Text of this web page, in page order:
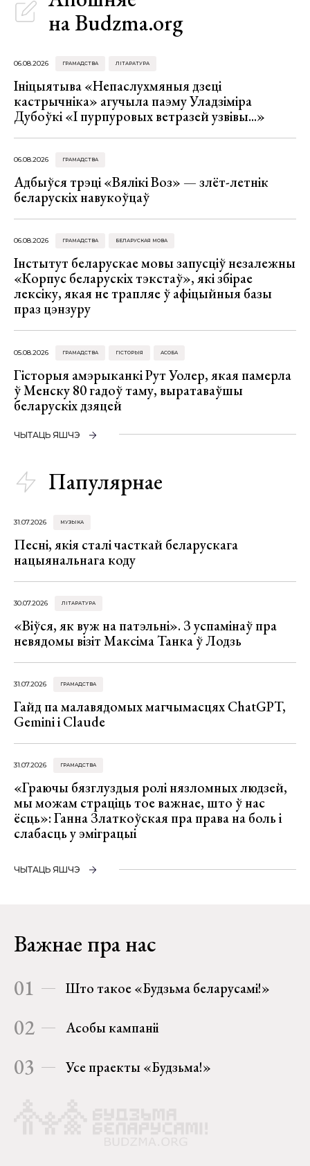
на Budzma.org
06.08.2026 ГРАМАДСТВА ЛІТАРАТУРА
Ініцыятыва «Непаслухмяныя дзеці
кастрычніка» агучыла паэму Уладзіміра
Дубоўкі «І пурпуровых ветразей узвівы...»
06.08.2026 ГРАМАДСТВА
Адбыўся трэці «Вялікі Воз» — злёт-летнік
беларускіх навукоўцаў
06.08.2026 ГРАМАДСТВА БЕЛАРУСКАЯ МОВА
Інстытут беларускае мовы запусціў незалежны
«Корпус беларускіх тэкстаў», які збірае
лексіку, якая не трапляе ў афіцыйныя базы
праз цэнзуру
05.08.2026 ГРАМАДСТВА ГІСТОРЫЯ АСОБА
Гісторыя амэрыканкі Рут Уолер, якая памерла
ў Менску 80 гадоў таму, выратаваўшы
беларускіх дзяцей
ЧЫТАЦЬ ЯШЧЭ
Папулярнае
31.07.2026 МУЗЫКА
Песні, якія сталі часткай беларускага
нацыянальнага коду
30.07.2026 ЛІТАРАТУРА
«Віўся, як вуж на патэльні». З успамінаў пра
невядомы візіт Максіма Танка ў Лодзь
31.07.2026 ГРАМАДСТВА
Гайд па малавядомых магчымасцях ChatGPT,
Gemini і Claude
31.07.2026 ГРАМАДСТВА
«Граючы бязглуздыя ролі нязломных людзей,
мы можам страціць тое важнае, што ў нас
ёсць»: Ганна Златкоўская пра права на боль і
слабасць у эміграцыі
ЧЫТАЦЬ ЯШЧЭ
Важнае пра нас
01 Што такое «Будзьма беларусамі!»
02 Асобы кампаніі
03 Усе праекты «Будзьма!»